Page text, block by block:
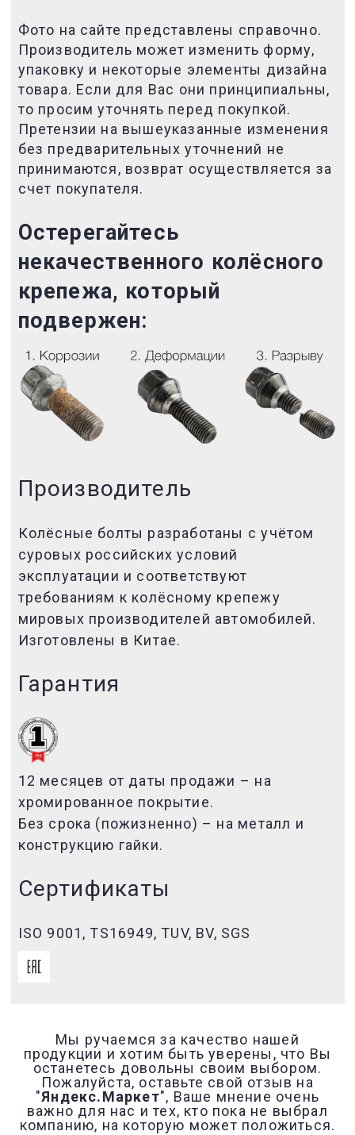
Фото на сайте представлены справочно.
Производитель может изменить форму,
упаковку и некоторые элементы дизайна
товара. Если для Вас они принципиальны,
то просим уточнять перед покупкой.
Претензии на вышеуказанные изменения
без предварительных уточнений не
принимаются, возврат осуществляется за
счет покупателя.
Остерегайтесь
некачественного колёсного
крепежа, который
подвержен:
Производитель
Колёсные болты разработаны с учётом
суровых российских условий
эксплуатации и соответствуют
требованиям к колёсному крепежу
мировых производителей автомобилей.
Изготовлены в Китае.
Гарантия
12 месяцев от даты продажи – на
хромированное покрытие.
Без срока (пожизненно) – на металл и
конструкцию гайки.
Сертификаты
ISO 9001, TS16949, TUV, BV, SGS
Мы ручаемся за качество нашей
продукции и хотим быть уверены, что Вы
останетесь довольны своим выбором.
Пожалуйста, оставьте свой отзыв на
"Яндекс.Маркет", Ваше мнение очень
важно для нас и тех, кто пока не выбрал
компанию, на которую может положиться.